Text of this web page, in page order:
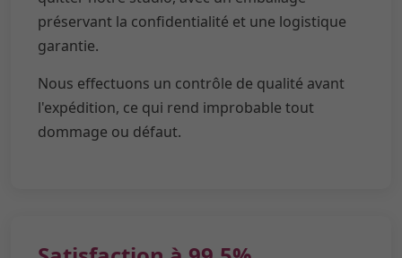
préservant la confidentialité et une logistique
garantie.
Nous effectuons un contrôle de qualité avant
l'expédition, ce qui rend improbable tout
dommage ou défaut.
Satisfaction à 99.5%